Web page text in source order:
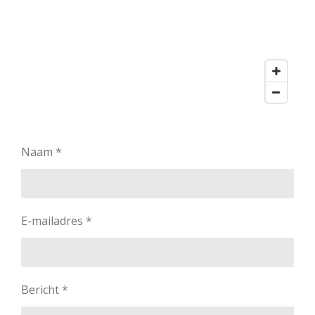
Naam *
E-mailadres *
Bericht *